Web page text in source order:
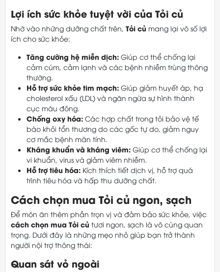
Lợi ích sức khỏe tuyệt vời của Tỏi củ
Nhờ vào những dưỡng chất trên, Tỏi củ mang lại vô số lợi
ích cho sức khỏe:
Tăng cường hệ miễn dịch: Giúp cơ thể chống lại
cảm cúm, cảm lạnh và các bệnh nhiễm trùng thông
thường.
Hỗ trợ sức khỏe tim mạch: Giúp giảm huyết áp, hạ
cholesterol xấu (LDL) và ngăn ngừa sự hình thành
cục máu đông.
Chống oxy hóa: Các hợp chất trong tỏi bảo vệ tế
bào khỏi tổn thương do các gốc tự do, giảm nguy
cơ mắc bệnh mãn tính.
Kháng khuẩn và kháng viêm: Giúp cơ thể chống lại
vi khuẩn, virus và giảm viêm nhiễm.
Hỗ trợ tiêu hóa: Kích thích tiết dịch vị, hỗ trợ quá
trình tiêu hóa và hấp thu dưỡng chất.
Cách chọn mua Tỏi củ ngon, sạch
Để món ăn thêm phần trọn vị và đảm bảo sức khỏe, việc
cách chọn mua Tỏi củ tươi ngon, sạch là vô cùng quan
trọng. Dưới đây là những mẹo nhỏ giúp bạn trở thành
người nội trợ thông thái:
Quan sát vỏ ngoài